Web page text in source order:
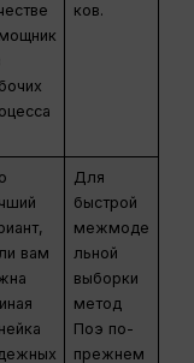
ков.
вам
Для
быстрой
межмоде
льной
выборки
метод
Поэ по-
прежнем